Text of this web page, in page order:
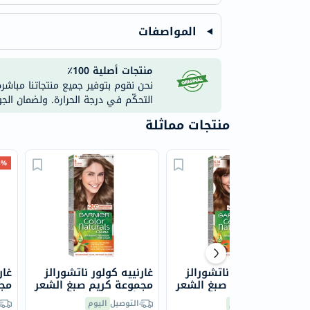
المواصفات
منتجات أصلية 100٪
نحن نقوم بتوفير جميع منتجاتنا
التحكّم في درجة الحرارة. ولضمان
منتجات مماثلة
5%
4 - بني
غارنييه كولور ناتشورالز
مجموعة كريم صبغ الشعر
6 - أشقر داكن التوصيل اليوم
غارنييه كولور ناتشورالز
مجموعة كريم صبغ الشعر
اليوم